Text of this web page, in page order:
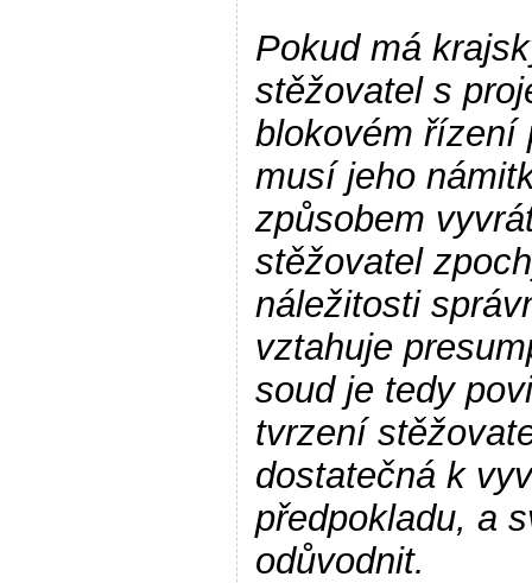
Pokud má
stěžovatel s
blokovém řízení
musí jeho
způsobem
stěžovatel
náležitosti
vztahuje
soud je tedy
tvrzení
dostatečná k
předpokladu, a
odůvodnit.